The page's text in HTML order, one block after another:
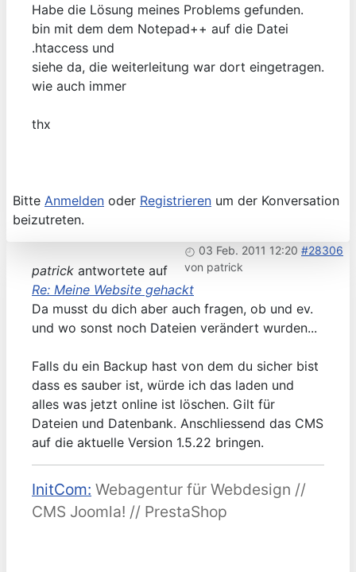
Habe die Lösung meines Problems gefunden.
bin mit dem dem Notepad++ auf die Datei
.htaccess und
siehe da, die weiterleitung war dort eingetragen.
wie auch immer
thx
Bitte Anmelden oder Registrieren um der Konversation
beizutreten.
03 Feb. 2011 12:20 #28306
von patrick
patrick antwortete auf
Re: Meine Website gehackt
Da musst du dich aber auch fragen, ob und ev.
und wo sonst noch Dateien verändert wurden...
Falls du ein Backup hast von dem du sicher bist
dass es sauber ist, würde ich das laden und
alles was jetzt online ist löschen. Gilt für
Dateien und Datenbank. Anschliessend das CMS
auf die aktuelle Version 1.5.22 bringen.
InitCom: Webagentur für Webdesign //
CMS Joomla! // PrestaShop